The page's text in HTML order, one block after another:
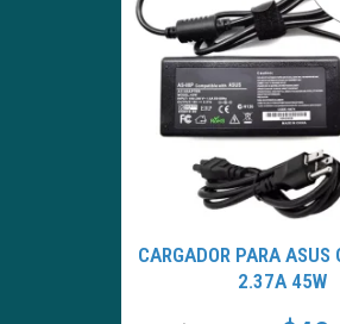
CARGADOR PARA
2.37A 45W